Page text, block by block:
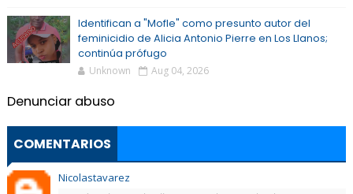
Identifican a "Mofle" como presunto autor del
feminicidio de Alicia Antonio Pierre en Los Llanos;
continúa prófugo
Unknown Aug 04, 2026
Denunciar abuso
COMENTARIOS
Nicolastavarez